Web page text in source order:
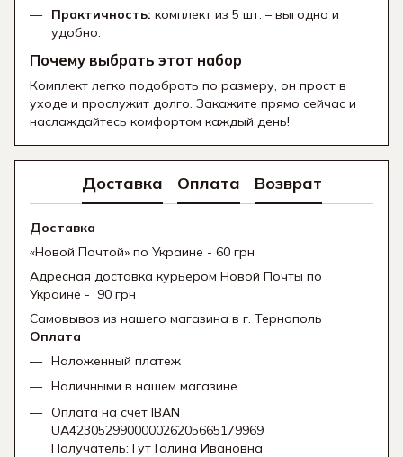
Практичность: комплект из 5 шт. – выгодно и
удобно.
Почему выбрать этот набор
Комплект легко подобрать по размеру, он прост в
уходе и прослужит долго. Закажите прямо сейчас и
наслаждайтесь комфортом каждый день!
Доставка Оплата Возврат
Доставка
«Новой Почтой» по Украине - 60 грн
Адресная доставка курьером Новой Почты по
Украине - 90 грн
Самовывоз из нашего магазина в г. Тернополь
Оплата
Наложенный платеж
Наличными в нашем магазине
Оплата на счет IBAN
UA423052990000026205665179969
Получатель: Гут Галина Ивановна